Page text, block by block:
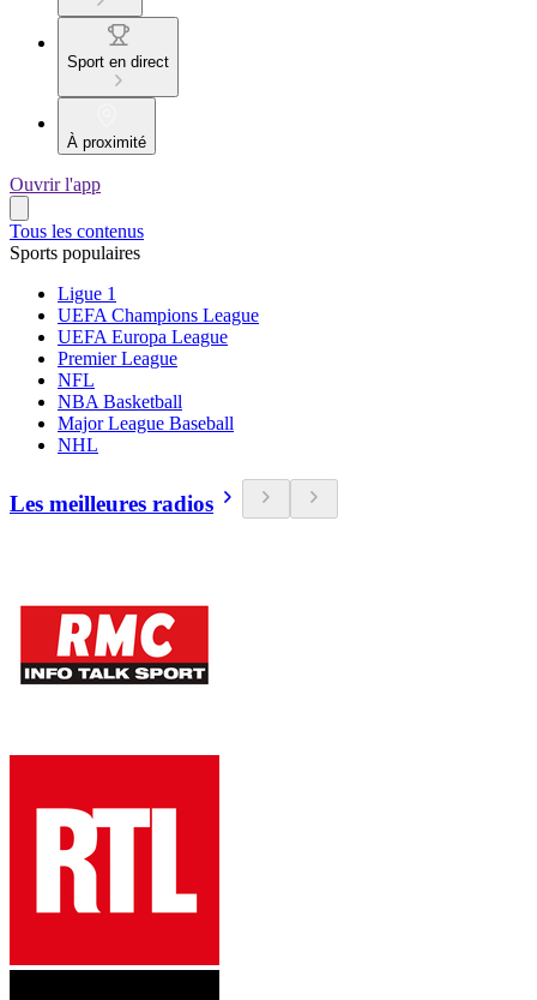
Sport en direct
À proximité
Ouvrir l'app
Tous les contenus
Sports populaires
Ligue 1
UEFA Champions League
UEFA Europa League
Premier League
NFL
NBA Basketball
Major League Baseball
NHL
Les meilleures radios